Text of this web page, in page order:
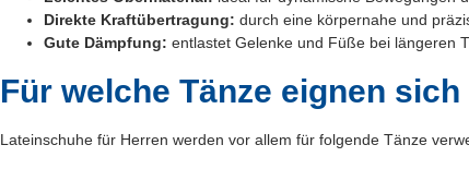
Direkte Kraftübertragung: durch eine körpernahe und
Gute Dämpfung: entlastet Gelenke und Füße bei längeren
Für welche Tänze eignen
Lateinschuhe für Herren werden vor allem für folgende Tänze